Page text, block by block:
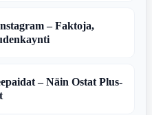
– Faktoja,
– Näin Ostat Plus-